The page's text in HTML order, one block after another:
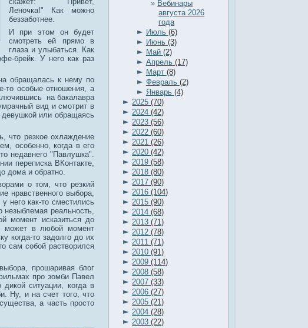
Леночка!" Как можно
беззаботнее.
И при этом он будет
смотреть ей прямо в
глаза и улыбаться. Как
брейк. У него как раз
обращалась к нему по
то особые отношения, а
на бакалавра
вид и смотрит в
девушкой или обращаясь
что резкое охлаждение
особенно, когда в его
недавнего "Павлушка".
переписка ВКонтакте,
дома и обратно.
о том, что резкий
нравственного выбора,
него как-то сместились
незыблемая реальность,
момент исказиться до
может в любой момент
когда-то задолго до их
сам собой растворился
прошаривая блог
про зомби Павел
дикой ситуации, когда в
Ну, и на счет того, что
а часть просто
Вебинары
августа 2026
года
► Июль (6)
► Июнь (3)
► Май (2)
► Апрель (17)
► Март (8)
► Февраль (2)
► Январь (4)
► 2025(70)
► 2024(42)
► 2023(56)
► 2022(60)
► 2021(26)
► 2020(42)
► 2019(58)
► 2018(80)
► 2017(90)
► 2016(104)
► 2015(90)
► 2014(68)
► 2013(71)
► 2012(78)
► 2011(71)
► 2010(91)
► 2009(114)
► 2008(58)
► 2007(33)
► 2006(27)
► 2005(21)
► 2004(28)
► 2003(22)